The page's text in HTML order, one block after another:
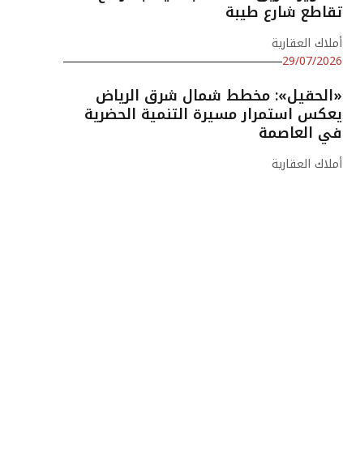
تقاطع شارع طيبة
أملاك العقارية
29/07/2026
«الحقيل»: مخطط شمال شرق الرياض
يعكس استمرار مسيرة التنمية الحضرية
في العاصمة
أملاك العقارية